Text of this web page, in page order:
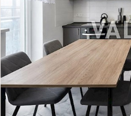
Голосіївський парк,ВДНГ,
ВДНГ, ТРЦ Магелан, Республика,
комфорт: генератор, вихід в
презентабельна вхідна група,
відпочинку, школа, садочок.
метро – 25 хвилин пішки,
знаходиться прямо біля
Держпрограмами. Запрошуємо
квартир обмаль! Ціна 83000 у.о.
valion.ua/1129040